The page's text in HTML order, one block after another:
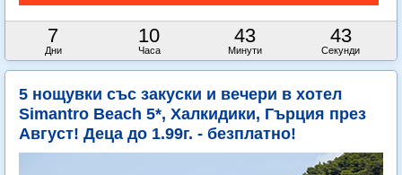
7
Дни
10
Часа
43
Минути
41
Секунди
5 нощувки със закуски и вечери в хотел
Simantro Beach 5*, Халкидики, Гърция през
Август! Деца до 1.99г. - безплатно!